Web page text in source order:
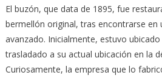
El buzón, que data de 1895, fue
bermellón original, tras encontrarse
avanzado. Inicialmente, estuvo
trasladado a su actual ubicación en la
Curiosamente, la empresa que lo